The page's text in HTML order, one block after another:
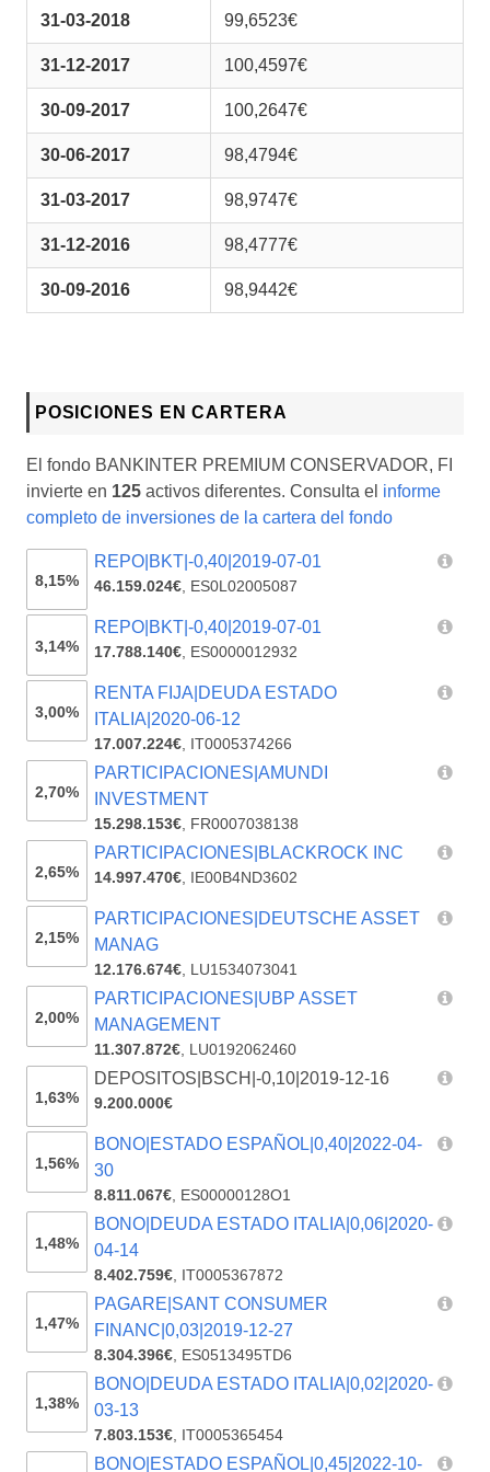
31-03-2018 99,6523€
31-12-2017 100,4597€
30-09-2017 100,2647€
30-06-2017 98,4794€
31-03-2017 98,9747€
31-12-2016 98,4777€
30-09-2016 98,9442€
POSICIONES EN CARTERA
El fondo BANKINTER PREMIUM CONSERVADOR, FI
invierte en 125 activos diferentes. Consulta el informe
completo de inversiones de la cartera del fondo
8,15%
REPO|BKT|-0,40|2019-07-01
46.159.024€, ES0L02005087
3,14%
REPO|BKT|-0,40|2019-07-01
17.788.140€, ES0000012932
3,00%
RENTA FIJA|DEUDA ESTADO
ITALIA|2020-06-12
17.007.224€, IT0005374266
2,70%
PARTICIPACIONES|AMUNDI
INVESTMENT
15.298.153€, FR0007038138
2,65%
PARTICIPACIONES|BLACKROCK INC
14.997.470€, IE00B4ND3602
2,15%
PARTICIPACIONES|DEUTSCHE ASSET
MANAG
12.176.674€, LU1534073041
2,00%
PARTICIPACIONES|UBP ASSET
MANAGEMENT
11.307.872€, LU0192062460
1,63%
DEPOSITOS|BSCH|-0,10|2019-12-16
9.200.000€
1,56%
BONO|ESTADO ESPAÑOL|0,40|2022-04-
30
8.811.067€, ES00000128O1
1,48%
BONO|DEUDA ESTADO ITALIA|0,06|2020-
04-14
8.402.759€, IT0005367872
1,47%
PAGARE|SANT CONSUMER
FINANC|0,03|2019-12-27
8.304.396€, ES0513495TD6
1,38%
BONO|DEUDA ESTADO ITALIA|0,02|2020-
03-13
7.803.153€, IT0005365454
BONO|ESTADO ESPAÑOL|0,45|2022-10-